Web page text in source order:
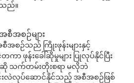
သည်။
စီအစဉ်များ
အစဉ်သည် ကြိုးဖုန်းများနှင့်
ကာ ဖုန်းခေါ်ဆိုမှုများ ပြုလုပ်နိုင်ပြီး
သက်တမ်းတိုးစရာ မလိုဘဲ
းလဲလုပ်ဆောင်နိုင်သည့် အစီအစဉ်ဖြစ်